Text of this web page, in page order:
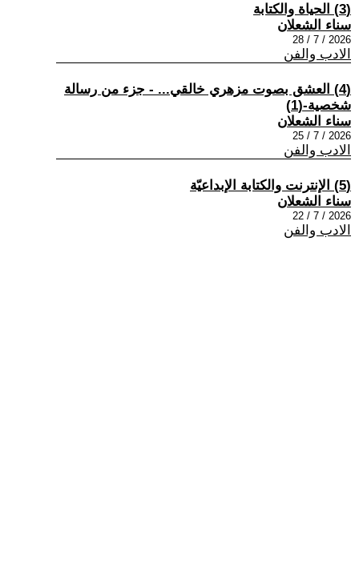
(3) الحياة والكتابة
سناء الشعلان
2026 / 7 / 28
الادب والفن
(4) العشق بصوت مزهري خالقي... - جزء من رسالة
شخصية-(1)
سناء الشعلان
2026 / 7 / 25
الادب والفن
(5) الإنترنت والكتابة الإبداعيّة
سناء الشعلان
2026 / 7 / 22
الادب والفن